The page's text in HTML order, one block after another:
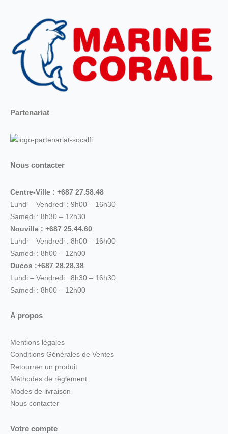
Partenariat
Nous contacter
Centre-Ville : +687 27.58.48
Lundi – Vendredi : 9h00 – 16h30
Samedi : 8h30 – 12h30
Nouville : +687 25.44.60
Lundi – Vendredi : 8h00 – 16h00
Samedi : 8h00 – 12h00
Ducos :+687 28.28.38
Lundi – Vendredi : 8h30 – 16h30
Samedi : 8h00 – 12h00
A propos
Mentions légales
Conditions Générales de Ventes
Retourner un produit
Méthodes de règlement
Modes de livraison
Nous contacter
Votre compte